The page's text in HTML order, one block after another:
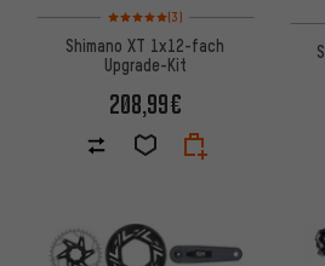
Bewertungen: 5 von 5 basierend
(3)
Shimano XT 1x12-fach
Upgrade-Kit
208,99€